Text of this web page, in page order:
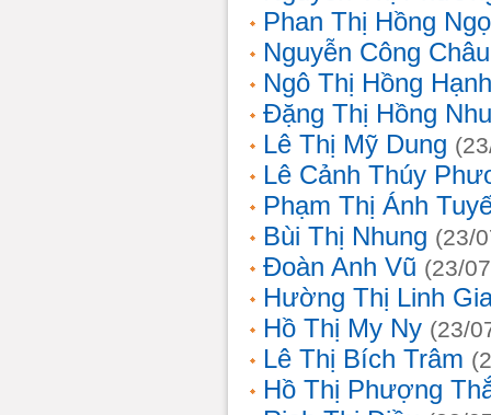
Phan Thị Hồng
Nguyễn Công Châu
Ngô Thị Hồng Hạnh
Đặng Thị Hồng
Lê Thị Mỹ Dung
Lê Cảnh Thúy
Phạm Thị Ánh
Bùi Thị Nhung (23/
Đoàn Anh Vũ (23/
Hường Thị Linh
Hồ Thị My Ny (23/
Lê Thị Bích Trâm
Hồ Thị Phượng